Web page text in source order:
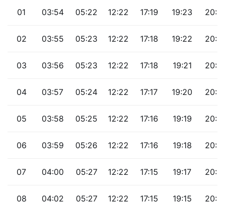
01 03:54 05:22 12:22 17:19 19:23
02 03:55 05:23 12:22 17:18 19:22
03 03:56 05:23 12:22 17:18 19:21
04 03:57 05:24 12:22 17:17 19:20
05 03:58 05:25 12:22 17:16 19:19
06 03:59 05:26 12:22 17:16 19:18
07 04:00 05:27 12:22 17:15 19:17
08 04:02 05:27 12:22 17:15 19:15